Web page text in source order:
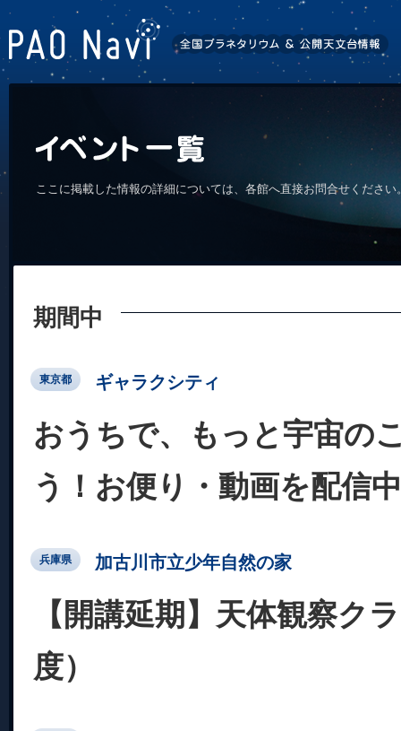
ここに掲載した情報の詳細については、各館へ直接お問合せくださ
期間中
東京都 ギャラクシティ
おうちで、もっと宇宙の
う！お便り・動画を配信
兵庫県 加古川市立少年自然の家
【開講延期】天体観察ク
度）